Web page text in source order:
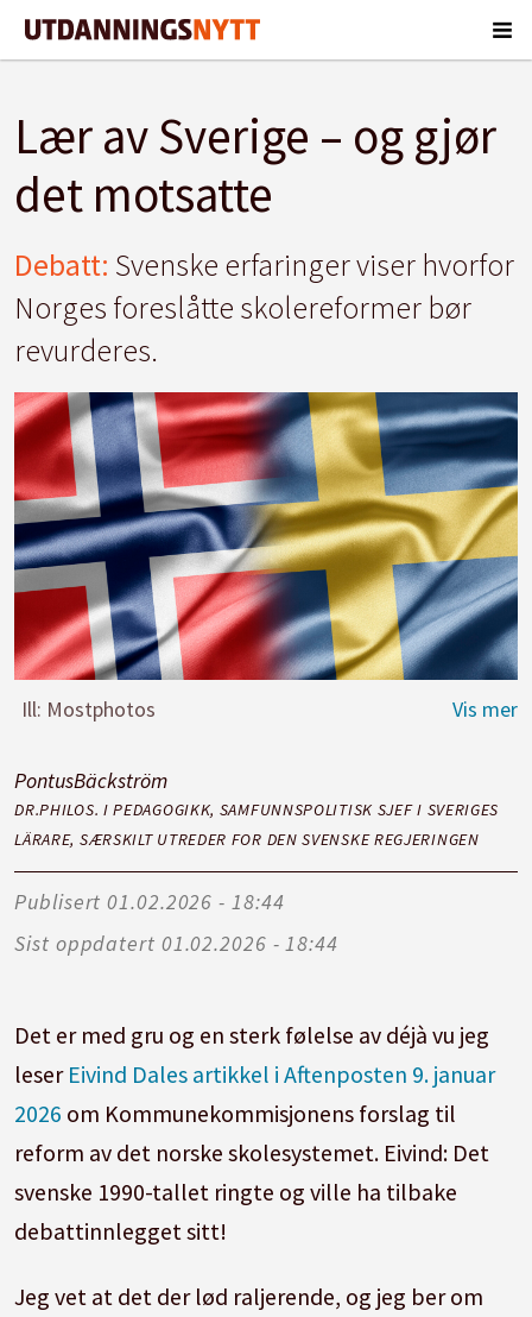
Lær av Sverige – og gjør
det motsatte
Debatt: Svenske erfaringer viser hvorfor
Norges foreslåtte skolereformer bør
revurderes.
Ill: Mostphotos
PontusBäckström
DR.PHILOS. I PEDAGOGIKK, SAMFUNNSPOLITISK SJEF I SVERIGES
LÄRARE, SÆRSKILT UTREDER FOR DEN SVENSKE REGJERINGEN
Publisert
01.02.2026 - 18:44
Sist oppdatert
01.02.2026 - 18:44
Det er med gru og en sterk følelse av déjà vu jeg
leser Eivind Dales artikkel i Aftenposten 9. januar
2026 om Kommunekommisjonens forslag til
reform av det norske skolesystemet. Eivind: Det
svenske 1990-tallet ringte og ville ha tilbake
debattinnlegget sitt!
Jeg vet at det der lød raljerende, og jeg ber om